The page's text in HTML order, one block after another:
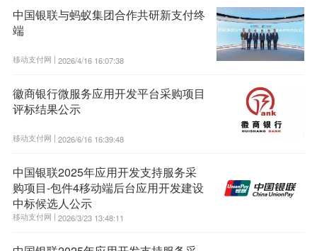
中国银联与蚂蚁集团合作共研新支付终
端
移动支付网 | 2026/4/16 16:07:38
徽商银行微服务应用开发平台采购项目
评标结果公示
移动支付网 | 2026/6/16 16:39:48
中国银联2025年应用开发支持服务采
购项目-包件4移动端后台应用开发建设
中标候选人公示
移动支付网 | 2026/3/23 13:48:11